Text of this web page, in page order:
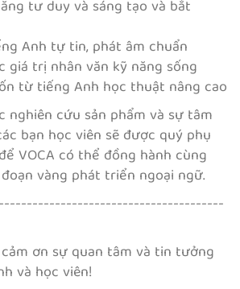
tư duy và sáng tạo và bắt
Anh tự tin, phát âm chuẩn
giá trị nhân văn kỹ năng sống
từ tiếng Anh học thuật nâng cao
nghiên cứu sản phẩm và sự tâm
bạn học viên sẽ được quý phụ
VOCA có thể đồng hành cùng
vàng phát triển ngoại ngữ.
ơn sự quan tâm và tin tưởng
và học viên!